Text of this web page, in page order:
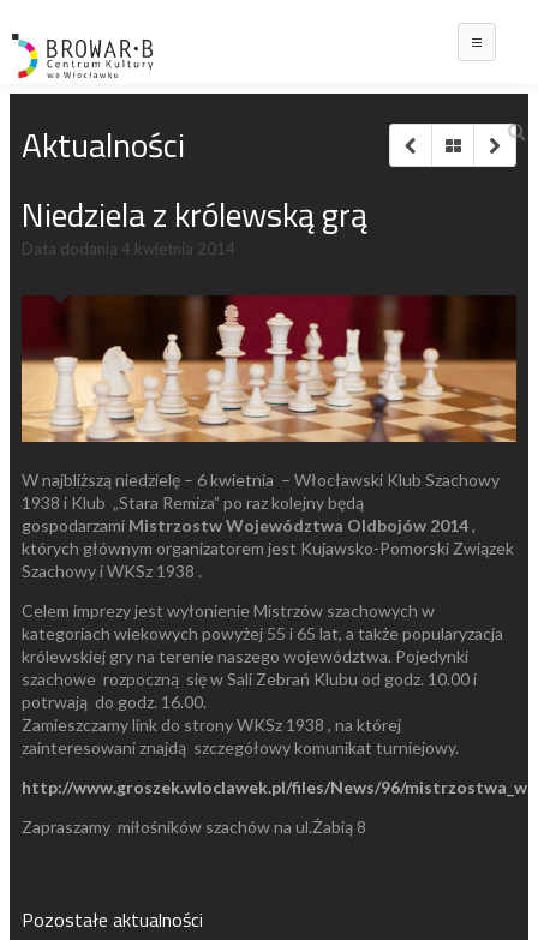
Aktualności
Niedziela z królewską grą
Data dodania 4 kwietnia 2014
W najbliższą niedzielę – 6 kwietnia – Włocławski Klub Szachowy
1938 i Klub „Stara Remiza” po raz kolejny będą
gospodarzami Mistrzostw Województwa Oldbojów 2014,
których głównym organizatorem jest Kujawsko-Pomorski Związek
Szachowy i WKSz 1938 .
Celem imprezy jest wyłonienie Mistrzów szachowych w
kategoriach wiekowych powyżej 55 i 65 lat, a także popularyzacja
królewskiej gry na terenie naszego województwa. Pojedynki
szachowe rozpoczną się w Sali Zebrań Klubu od godz. 10.00 i
potrwają do godz. 16.00.
Zamieszczamy link do strony WKSz 1938 , na której
zainteresowani znajdą szczegółowy komunikat turniejowy.
http://www.groszek.wloclawek.pl/files/News/96/
Zapraszamy miłośników szachów na ul.Żabią 8
Pozostałe aktualności